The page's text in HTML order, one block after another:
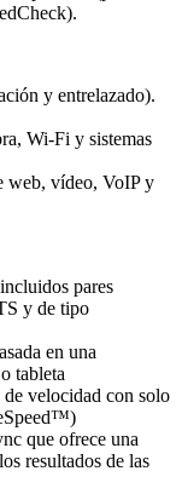
y entrelazado).
Wi-Fi y sistemas
web, vídeo, VoIP y
pares
y de tipo
en una
tableta
de velocidad con solo
que ofrece una
resultados de las